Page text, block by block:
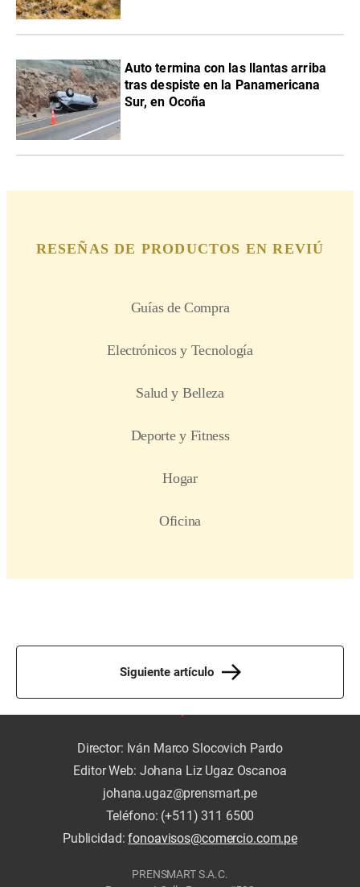
Auto termina con las llantas arriba
tras despiste en la Panamericana
Sur, en Ocoña
Siguiente artículo
Director: Iván Marco Slocovich Pardo
Editor Web: Johana Liz Ugaz Oscanoa
johana.ugaz@prensmart.pe
Teléfono: (+511) 311 6500
Publicidad:fonoavisos@comercio.com.pe
PRENSMART S.A.C.